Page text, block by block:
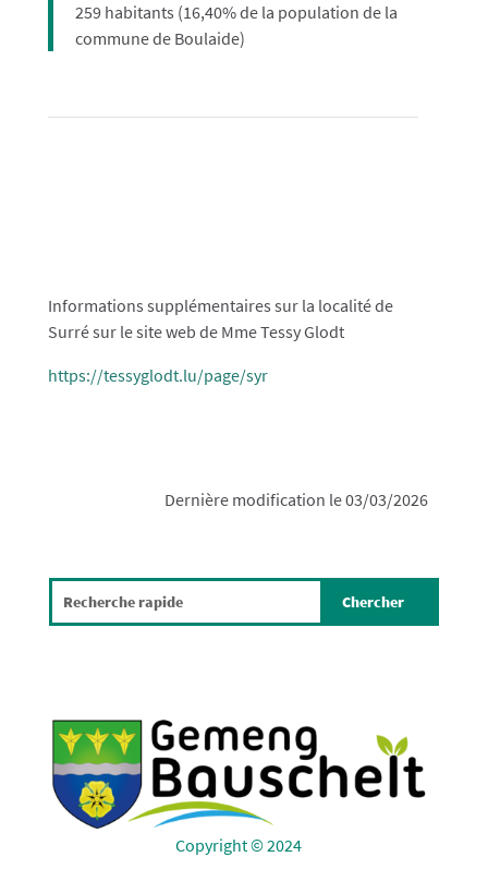
259 habitants (16,40% de la population de la
commune de Boulaide)
Informations supplémentaires sur la localité de
Surré sur le site web de Mme Tessy Glodt
https://tessyglodt.lu/page/syr
Dernière modification le 03/03/2026
Copyright © 2024